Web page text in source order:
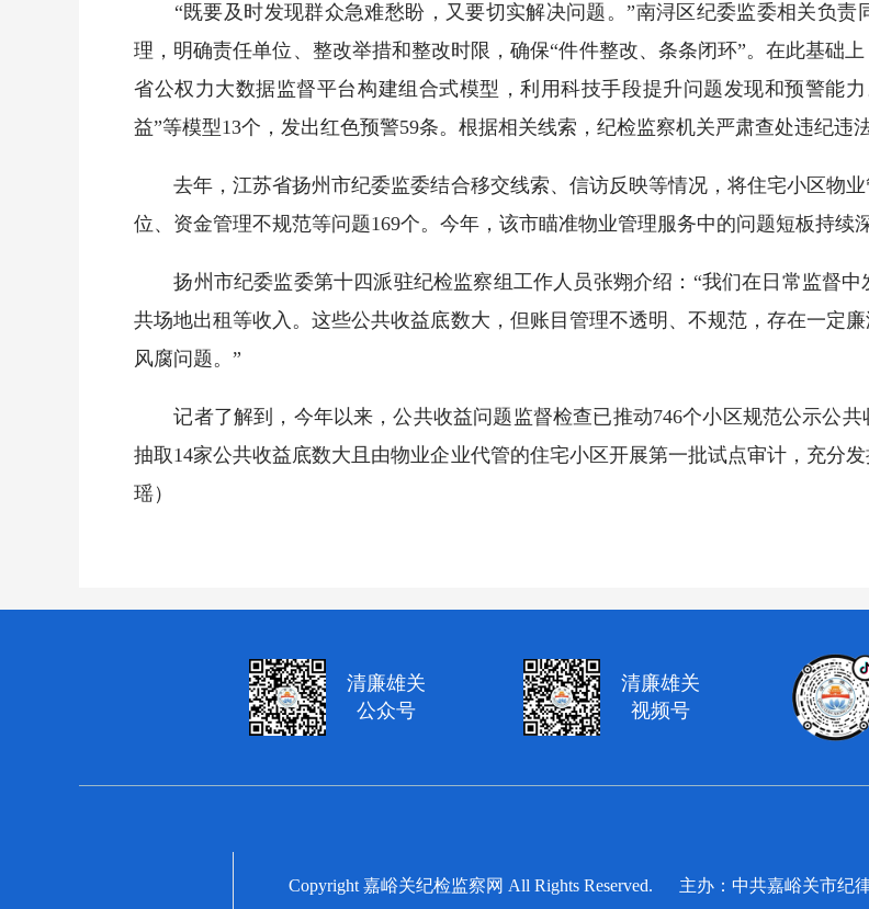
“既要及时发现群众急难愁盼，又要切实解决问题。”南浔区纪委监委相关负责
理，明确责任单位、整改举措和整改时限，确保“件件整改、条条闭环”。在此基础
省公权力大数据监督平台构建组合式模型，利用科技手段提升问题发现和预警能
益”等模型13个，发出红色预警59条。根据相关线索，纪检监察机关严肃查处违纪违
去年，江苏省扬州市纪委监委结合移交线索、信访反映等情况，将住宅小区物业
位、资金管理不规范等问题169个。今年，该市瞄准物业管理服务中的问题短板持续
扬州市纪委监委第十四派驻纪检监察组工作人员张翙介绍：“我们在日常监督中
共场地出租等收入。这些公共收益底数大，但账目管理不透明、不规范，存在一定
风腐问题。”
记者了解到，今年以来，公共收益问题监督检查已推动746个小区规范公示公共
抽取14家公共收益底数大且由物业企业代管的住宅小区开展第一批试点审计，充分
瑶）
清廉雄关
公众号
清廉雄关
视频号
Copyright 嘉峪关纪检监察网 All Rights Reserved. 主办：中共嘉峪关市纪